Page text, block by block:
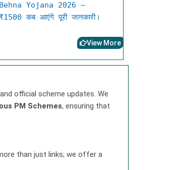
Yojana 2026 –
कब आएंगे पूरी जानकारी।
View More
official scheme updates. We
PM Schemes, ensuring that
than just links; we offer a